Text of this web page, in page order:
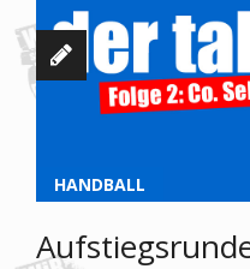
HANDBALL